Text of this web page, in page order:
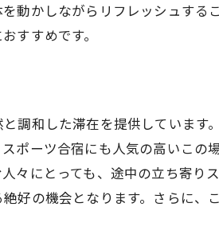
サウナを利用したゲストの体験談
い高地で夏を満喫！ペンションの
健康志向のための過ごし方
避暑地でのアクティビティ提案
高地ならではの自然体験を楽しむ
健康的なライフスタイルを保つ
動かしながらリフレッシュす
すすめです。
調和した滞在を提供しています
ポーツ合宿にも人気の高いこ
々にとっても、途中の立ち寄
好の機会となります。さらに